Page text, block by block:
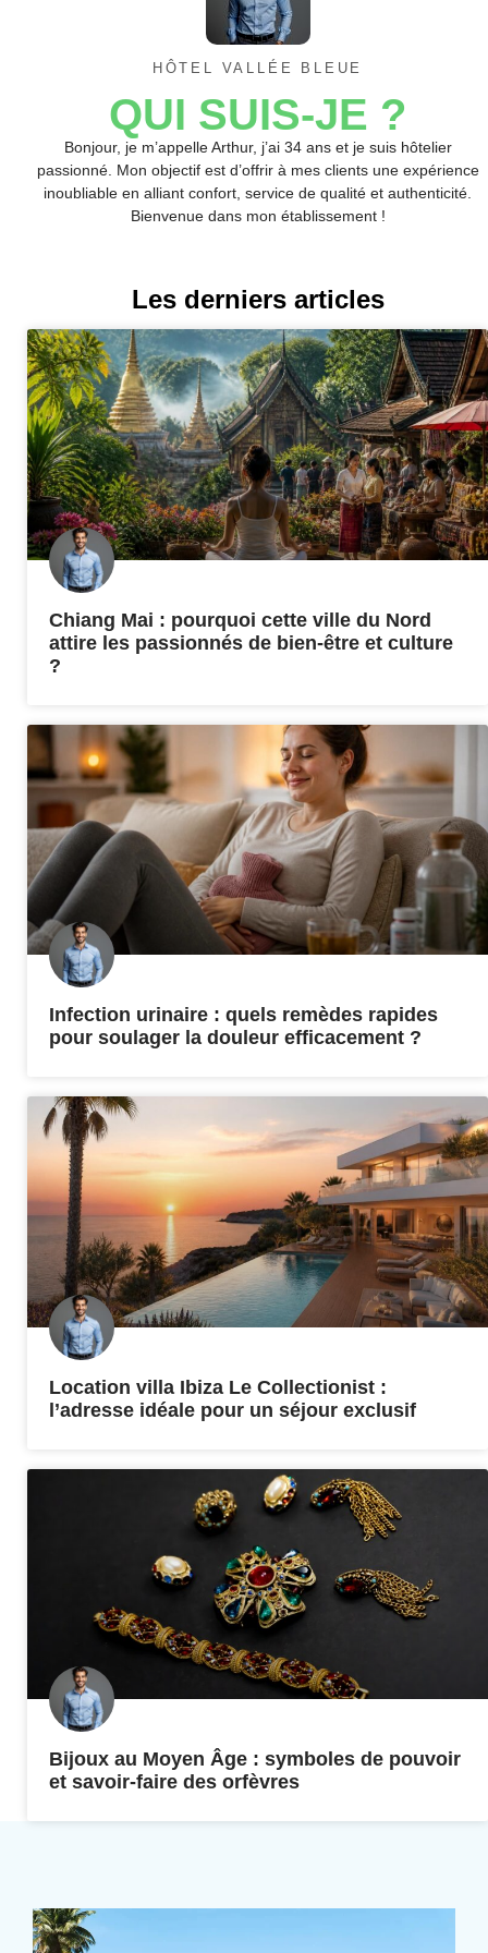
HÔTEL VALLÉE BLEUE
QUI SUIS-JE ?
Bonjour, je m’appelle Arthur, j’ai 34 ans et je suis hôtelier
passionné. Mon objectif est d’offrir à mes clients une expérience
inoubliable en alliant confort, service de qualité et authenticité.
Bienvenue dans mon établissement !
Les derniers articles
Chiang Mai : pourquoi cette ville du Nord
attire les passionnés de bien-être et culture
?
Infection urinaire : quels remèdes rapides
pour soulager la douleur efficacement ?
Location villa Ibiza Le Collectionist :
l’adresse idéale pour un séjour exclusif
Bijoux au Moyen Âge : symboles de pouvoir
et savoir-faire des orfèvres